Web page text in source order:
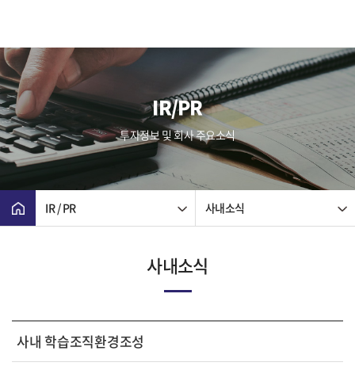
IR/PR
투자정보 및 회사 주요소식
IR / PR 사내소식
사내소식
사내 학습조직환경조성